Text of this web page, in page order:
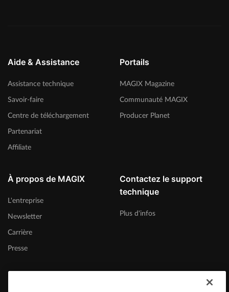
Aide & Assistance
Assistance technique
Savoir-faire
Centre de téléchargement
Partenariat
Affiliate
Portails
MAGIX Magazine
Communauté MAGIX
Producer Planet
À propos de MAGIX
L'entreprise
Newsletter
Carrière
Presse
Contactez le support
technique
Plus d'infos